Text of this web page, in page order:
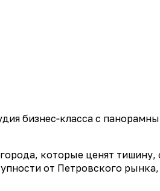
бизнес‑класса с
которые ценят
от Петровского